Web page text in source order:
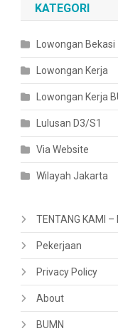
KATEGORI
Lowongan Bekasi
Lowongan Kerja
Lowongan Kerja
Lulusan D3/S1
Via Website
Wilayah Jakarta
TENTANG KAMI –
Pekerjaan
Privacy Policy
About
BUMN